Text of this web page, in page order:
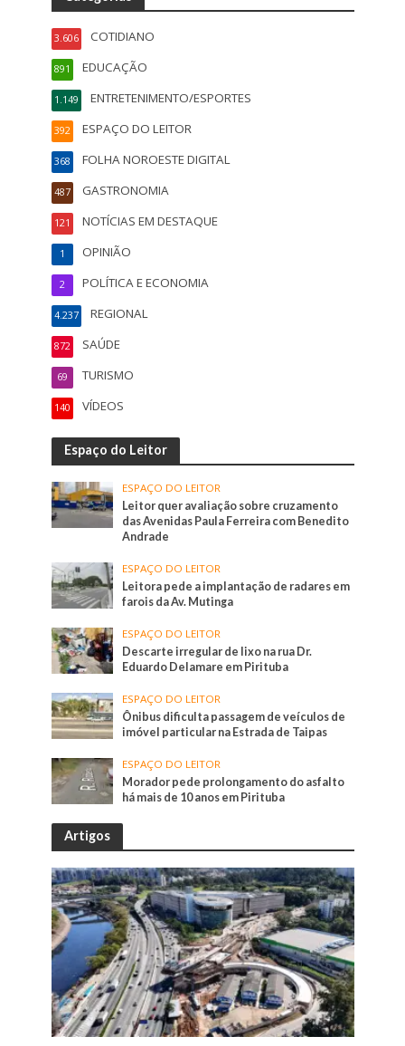
COTIDIANO
3.606
EDUCAÇÃO
891
ENTRETENIMENTO/ESPORTES
1.149
ESPAÇO DO LEITOR
392
FOLHA NOROESTE DIGITAL
368
GASTRONOMIA
487
NOTÍCIAS EM DESTAQUE
121
OPINIÃO
1
POLÍTICA E ECONOMIA
2
REGIONAL
4.237
SAÚDE
872
TURISMO
69
VÍDEOS
140
Espaço do Leitor
ESPAÇO DO LEITOR
Leitor quer avaliação sobre cruzamento
das Avenidas Paula Ferreira com Benedito
Andrade
ESPAÇO DO LEITOR
Leitora pede a implantação de radares em
farois da Av. Mutinga
ESPAÇO DO LEITOR
Descarte irregular de lixo na rua Dr.
Eduardo Delamare em Pirituba
ESPAÇO DO LEITOR
Ônibus dificulta passagem de veículos de
imóvel particular na Estrada de Taipas
ESPAÇO DO LEITOR
Morador pede prolongamento do asfalto
há mais de 10 anos em Pirituba
Artigos